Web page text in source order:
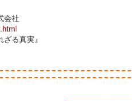
会社
る真実』